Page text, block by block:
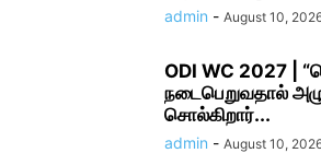
admin - August 10,
ODI WC 2027 |
நடை​பெறுவதால்
சொல்கிறார்...
admin - August 10,